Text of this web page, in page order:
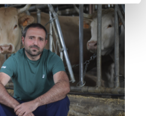
personal data is processed
thedetails section.
datu pertsonalak
zenbakia, besteak beste,
adibidez, iragarki eta eduki
iragarkiak eta edukia
informazioa biltzeko eta